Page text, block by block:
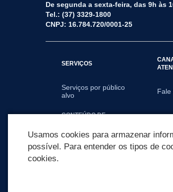
De segunda a sexta-feira, das 9h às
Tel.: (37) 3329-1800
CNPJ: 16.784.720/0001-25
SERVIÇOS
Serviços por público
alvo
Fale
CONTEÚDO DE
Usamos cookies para armazenar
possível. Para entender os tipos de
cookies.